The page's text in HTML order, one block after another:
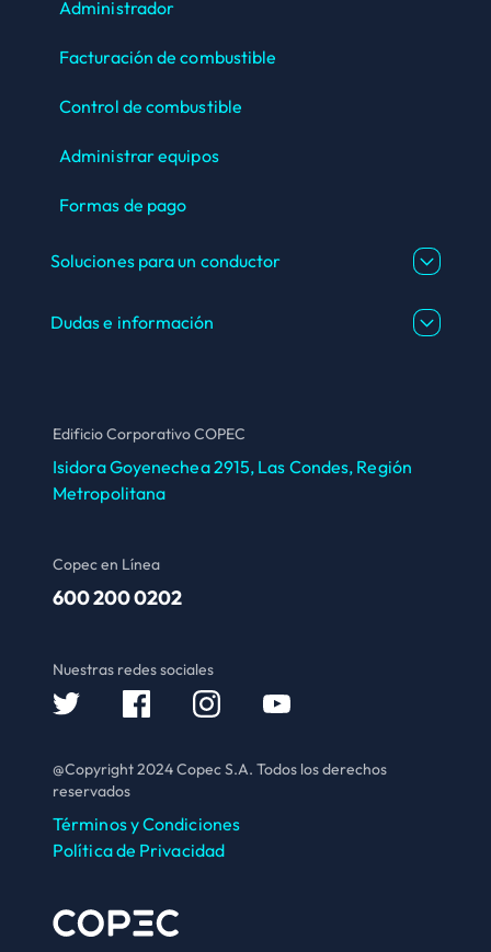
Administrador
Facturación de combustible
Control de combustible
Administrar equipos
Formas de pago
Soluciones para un conductor
Dudas e información
Edificio Corporativo COPEC
Isidora Goyenechea 2915, Las Condes, Región
Metropolitana
Copec en Línea
600 200 0202
Nuestras redes sociales
@Copyright 2024 Copec S.A. Todos los derechos
reservados
Términos y Condiciones
Política de Privacidad